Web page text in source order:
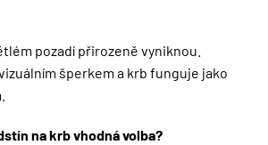
pozadí přirozeně vyniknou.
šperkem a krb funguje jako
na krb vhodná volba?